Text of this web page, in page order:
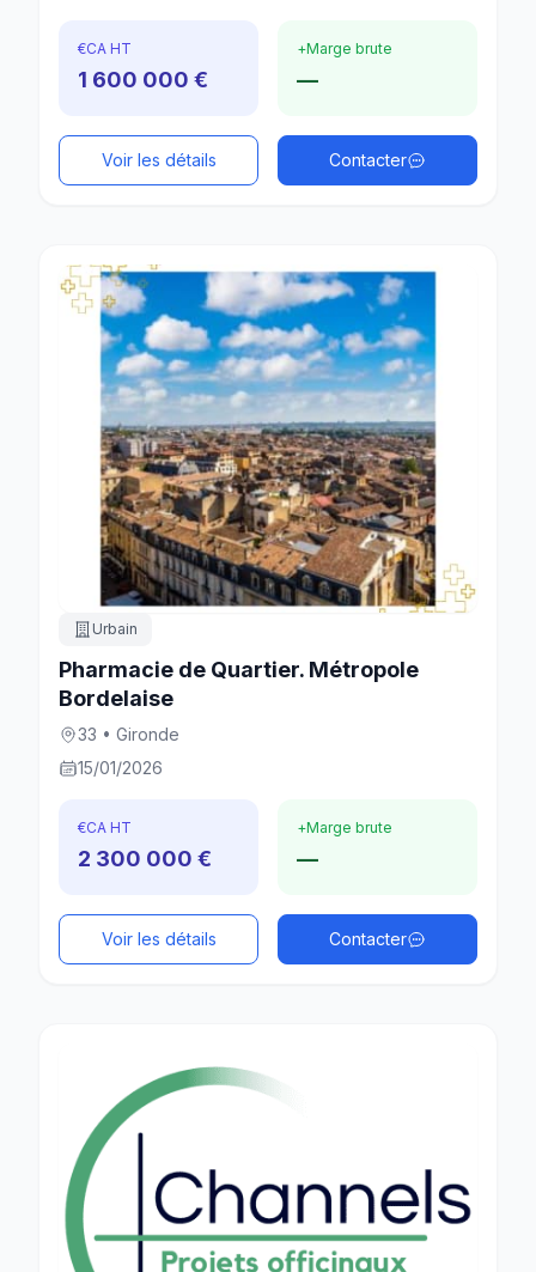
€CA HT
1 600 000 €
+Marge brute
—
Voir les détails Contacter
Urbain
Pharmacie de Quartier. Métropole
Bordelaise
33 • Gironde
15/01/2026
€CA HT
2 300 000 €
+Marge brute
—
Voir les détails Contacter